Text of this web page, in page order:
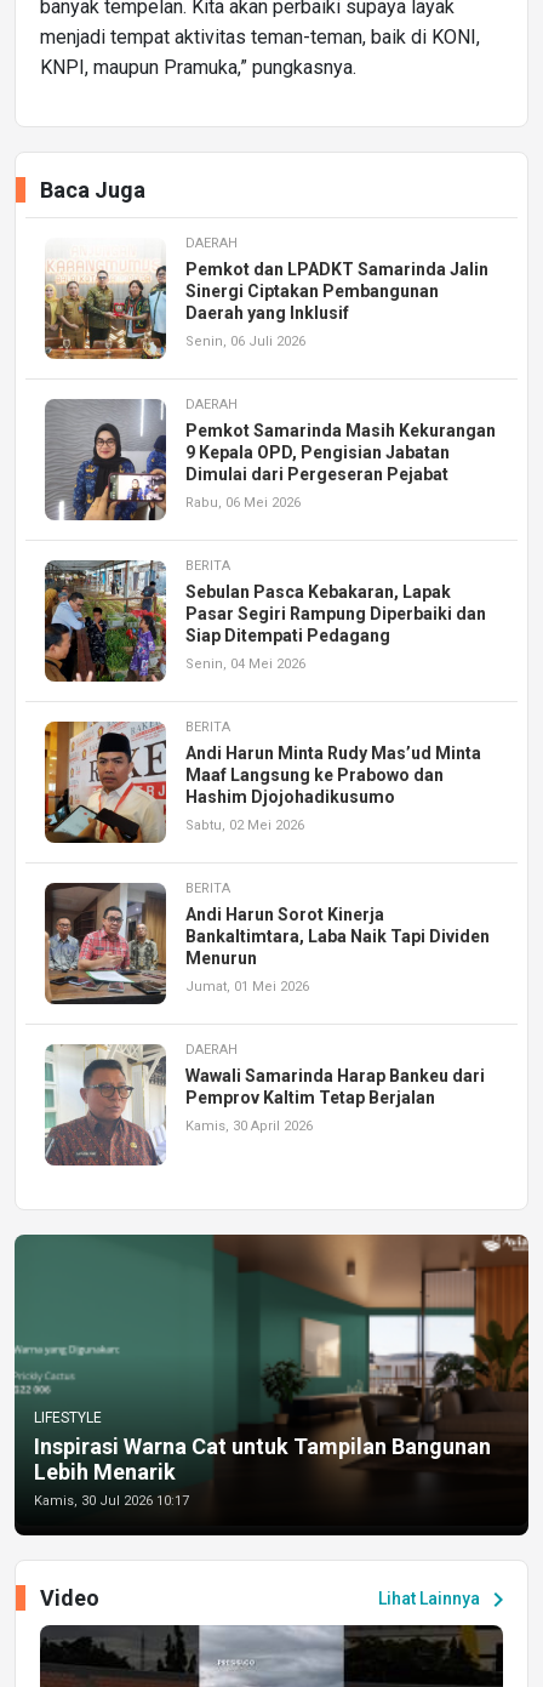
banyak tempelan. Kita akan perbaiki supaya layak
menjadi tempat aktivitas teman-teman, baik di KONI,
KNPI, maupun Pramuka,” pungkasnya.
Baca Juga
DAERAH
Pemkot dan LPADKT Samarinda Jalin
Sinergi Ciptakan Pembangunan
Daerah yang Inklusif
Senin, 06 Juli 2026
DAERAH
Pemkot Samarinda Masih Kekurangan
9 Kepala OPD, Pengisian Jabatan
Dimulai dari Pergeseran Pejabat
Rabu, 06 Mei 2026
BERITA
Sebulan Pasca Kebakaran, Lapak
Pasar Segiri Rampung Diperbaiki dan
Siap Ditempati Pedagang
Senin, 04 Mei 2026
BERITA
Andi Harun Minta Rudy Mas’ud Minta
Maaf Langsung ke Prabowo dan
Hashim Djojohadikusumo
Sabtu, 02 Mei 2026
BERITA
Andi Harun Sorot Kinerja
Bankaltimtara, Laba Naik Tapi Dividen
Menurun
Jumat, 01 Mei 2026
DAERAH
Wawali Samarinda Harap Bankeu dari
Pemprov Kaltim Tetap Berjalan
Kamis, 30 April 2026
LIFESTYLE
Inspirasi Warna Cat untuk Tampilan Bangunan
Lebih Menarik
Kamis, 30 Jul 2026 10:17
Lihat Lainnya chevron_right
Video